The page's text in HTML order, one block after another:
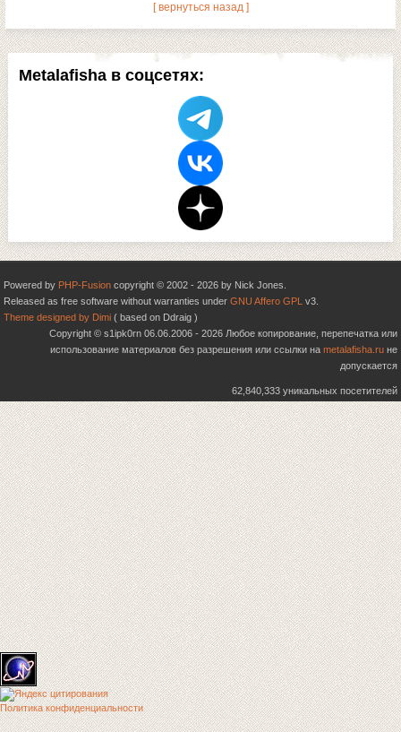
Metalafisha в соцсетях:
[ вернуться назад ]
Powered by PHP-Fusion copyright © 2002 - 2026 by Nick Jones.
Released as free software without warranties under GNU Affero GPL v3.
Theme designed by Dimi ( based on Ddraig )
Copyright © s1ipk0rn 06.06.2006 - 2026 Любое копирование, перепечатка или
использование материалов без разрешения или ссылки на metalafisha.ru не
допускается
62,840,333 уникальных посетителей
Политика конфиденциальности